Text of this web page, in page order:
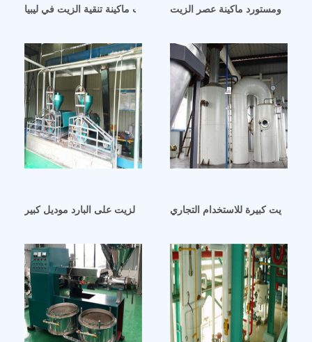
ماكينة عصر الزيت ماكينة تنقية الزيت في ليبيا
سعر ماكينة عصر الزيت على البارد موديل كبير dl zyj05 في القاهرة